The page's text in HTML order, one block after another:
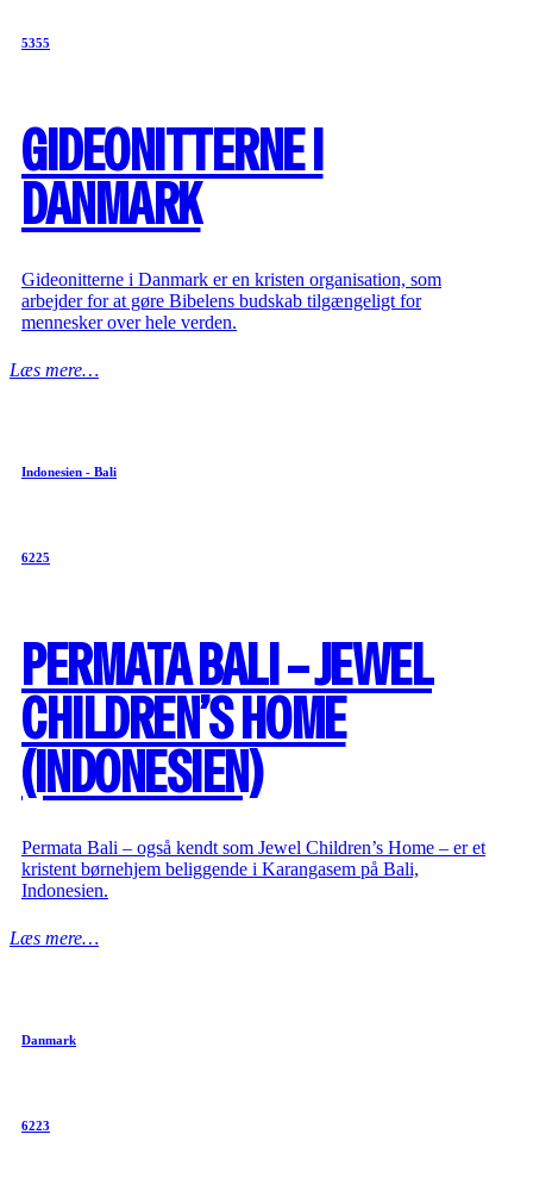
5355
GIDEONITTERNE I
DANMARK
Gideonitterne i Danmark er en kristen organisation, som
arbejder for at gøre Bibelens budskab tilgængeligt for
mennesker over hele verden.
Læs mere…
Indonesien - Bali
6225
PERMATA BALI – JEWEL
CHILDREN’S HOME
(INDONESIEN)
Permata Bali – også kendt som Jewel Children’s Home – er et
kristent børnehjem beliggende i Karangasem på Bali,
Indonesien.
Læs mere…
Danmark
6223